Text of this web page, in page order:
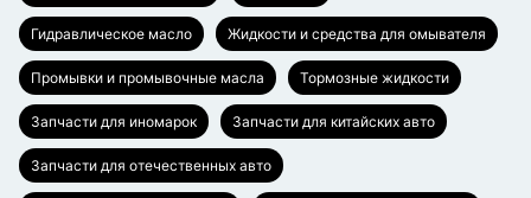
Гидравлическое масло Жидкости и средства для омывателя
Промывки и промывочные масла Тормозные жидкости
Запчасти для иномарок Запчасти для китайских авто
Запчасти для отечественных авто